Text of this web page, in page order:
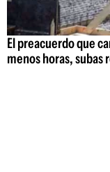
El preacuerdo que
menos horas, subas